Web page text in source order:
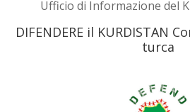
Ufficio di Informazione del
DIFENDERE il KURDISTAN
turca